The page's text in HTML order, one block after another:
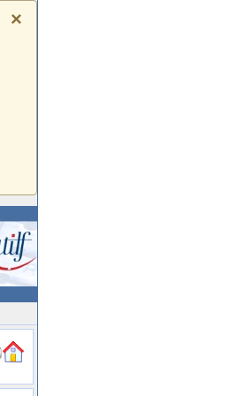
×